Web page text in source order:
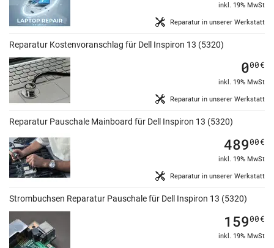
Reparatur in unserer Werkstatt
inkl. 19% MwSt
Reparatur Kostenvoranschlag für Dell Inspiron 13 (5320)
Reparatur in unserer Werkstatt
000€
inkl. 19% MwSt
Reparatur Pauschale Mainboard für Dell Inspiron 13 (5320)
Reparatur in unserer Werkstatt
48900€
inkl. 19% MwSt
Strombuchsen Reparatur Pauschale für Dell Inspiron 13 (5320)
15900€
inkl. 19% MwSt